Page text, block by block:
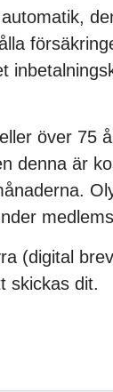
över 75
denna är
(digital
skickas dit.